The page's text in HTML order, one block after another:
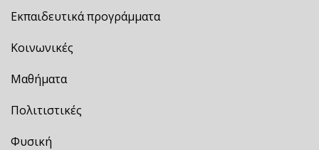
Εκπαιδευτικά προγράμματα
Κοινωνικές
Μαθήματα
Πολιτιστικές
Φυσική